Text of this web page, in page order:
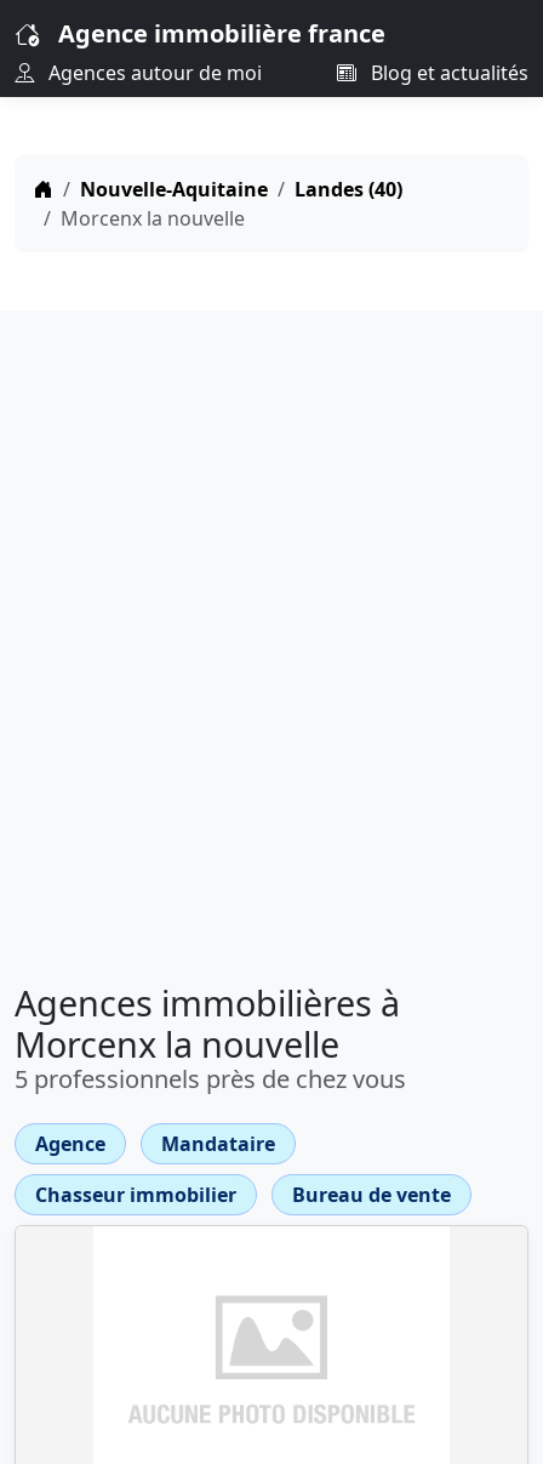
Agence immobilière france
Agences autour de moi Blog et actualités
Nouvelle-Aquitaine
Landes (40)
Morcenx la nouvelle
Agences immobilières à
Morcenx la nouvelle
5 professionnels près de chez vous
Agence
Mandataire
Chasseur immobilier
Bureau de vente